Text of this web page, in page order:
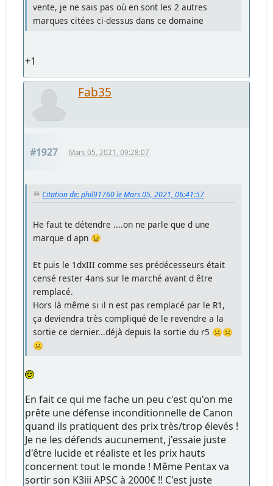
vente, je ne sais pas où en sont les 2 autres
marques citées ci-dessus dans ce domaine
+1
Fab35
#1927 Mars 05, 2021, 09:28:07
Citation de: phil91760 le Mars 05, 2021, 06:41:57
He faut te détendre ....on ne parle que d une
marque d apn 😉
Et puis le 1dxIII comme ses prédécesseurs était
censé rester 4ans sur le marché avant d être
remplacé.
Hors là même si il n est pas remplacé par le R1,
ça deviendra très compliqué de le revendre a la
sortie ce dernier...déjà depuis la sortie du r5 ☹️☹️
☹️
En fait ce qui me fache un peu c'est qu'on me
prête une défense inconditionnelle de Canon
quand ils pratiquent des prix très/trop élevés !
Je ne les défends aucunement, j'essaie juste
d'être lucide et réaliste et les prix hauts
concernent tout le monde ! Même Pentax va
sortir son K3iii APSC à 2000€ !! C'est juste